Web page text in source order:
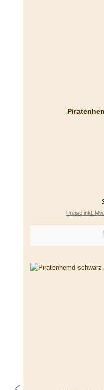
Preise inkl.